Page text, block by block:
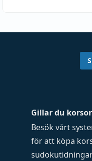
Gillar du
Besök vårt
för att köpa
sudokutidningar